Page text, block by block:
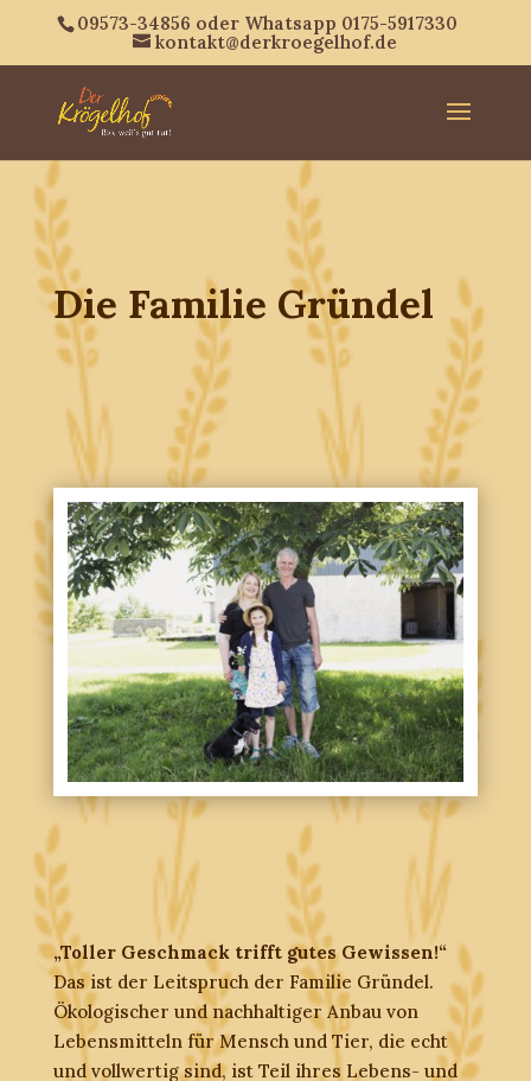
09573-34856 oder Whatsapp 0175-5917330
kontakt@derkroegelhof.de
Die Familie Gründel
„Toller Geschmack trifft gutes Gewissen!“
Das ist der Leitspruch der Familie Gründel.
Ökologischer und nachhaltiger Anbau von
Lebensmitteln für Mensch und Tier, die echt
und vollwertig sind, ist Teil ihres Lebens- und